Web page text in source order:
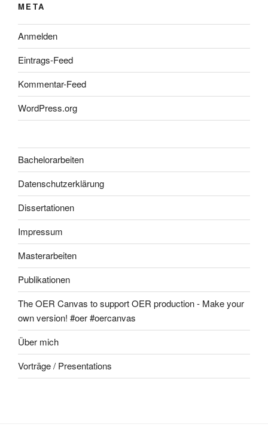
META
Anmelden
Eintrags-Feed
Kommentar-Feed
WordPress.org
Bachelorarbeiten
Datenschutzerklärung
Dissertationen
Impressum
Masterarbeiten
Publikationen
The OER Canvas to support OER production - Make your
own version! #oer #oercanvas
Über mich
Vorträge / Presentations